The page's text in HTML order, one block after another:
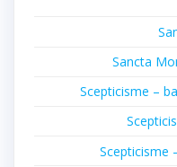
Sancta
Scepticisme –
Scepticisme